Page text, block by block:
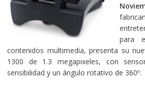
para
contenidos multimedia, presenta su
1300 de 1.3 megapixeles, con
sensibilidad y un ángulo rotativo de 360º.